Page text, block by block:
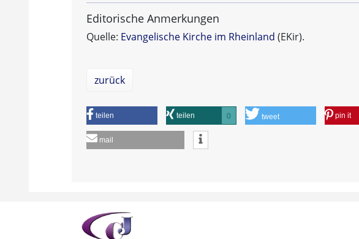
Editorische Anmerkungen
Quelle: Evangelische Kirche im Rheinland (EKir).
zurück
teilen teilen 0 tweet pin it
mail